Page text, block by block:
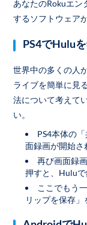
あなたのRokuエン
するソフトウェア
PS4でHulu
世界中の多くの人
ライブを簡単に見
法について考えて
い。
PS4本体の
面録画が開始さ
再び画面録
押すと、Huluで
ここでもう
リップを保存」